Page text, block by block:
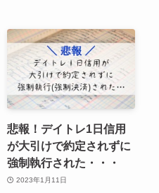
悲報！デイトレ1日信用
が大引けで約定されずに
強制執行された・・・
2023年1月11日